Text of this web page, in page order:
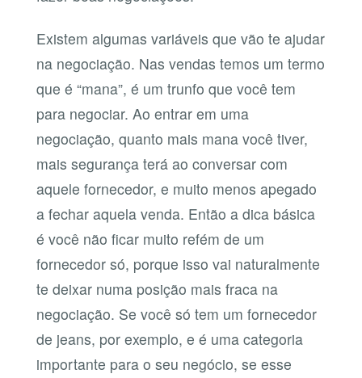
Existem algumas variáveis que vão te ajudar
na negociação. Nas vendas temos um termo
que é “mana”, é um trunfo que você tem
para negociar. Ao entrar em uma
negociação, quanto mais mana você tiver,
mais segurança terá ao conversar com
aquele fornecedor, e muito menos apegado
a fechar aquela venda. Então a dica básica
é você não ficar muito refém de um
fornecedor só, porque isso vai naturalmente
te deixar numa posição mais fraca na
negociação. Se você só tem um fornecedor
de jeans, por exemplo, e é uma categoria
importante para o seu negócio, se esse